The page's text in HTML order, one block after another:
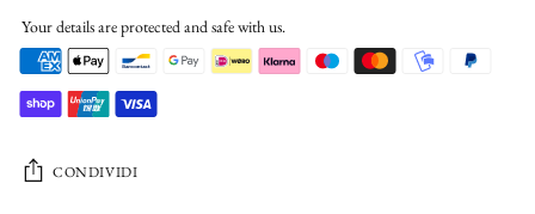
Your details are protected and safe with us.
CONDIVIDI